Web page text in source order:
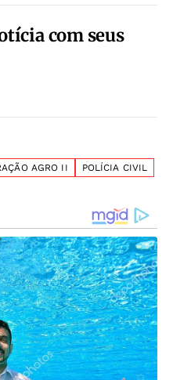
com seus
AGRO II POLÍCIA CIVIL